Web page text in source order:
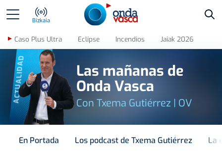
Bizkaia
Caso Plus Ultra Eclipse Incendios Jaiak 2026
ACTUALIDAD
Las mañanas de
Onda Vasca
Con Txema Gutiérrez | OV
En Portada Los podcast de Txema Gutiérrez La